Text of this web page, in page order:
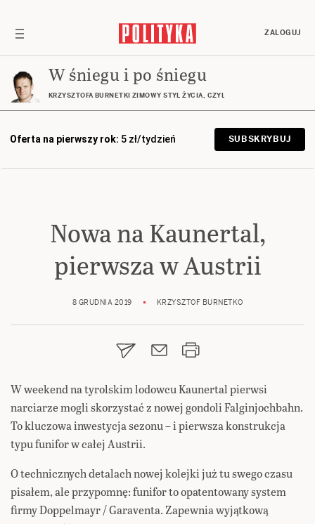
ZALOGUJ
W śniegu i po śniegu
KRZYSZTOFA BURNETKI ZIMOWY STYL ŻYCIA, CZYLI GÓRY, NARTY, DESKA… I
Oferta na pierwszy rok: 5 zł/tydzień SUBSKRYBUJ
Nowa na Kaunertal,
pierwsza w Austrii
8 GRUDNIA 2019 KRZYSZTOF BURNETKO
W weekend na tyrolskim lodowcu Kaunertal pierwsi
narciarze mogli skorzystać z nowej gondoli Falginjochbahn.
To kluczowa inwestycja sezonu – i pierwsza konstrukcja
typu funifor w całej Austrii.
O technicznych detalach nowej kolejki już tu swego czasu
pisałem, ale przypomnę: funifor to opatentowany system
firmy Doppelmayr / Garaventa. Zapewnia wyjątkową